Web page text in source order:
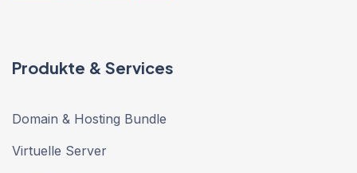
Produkte & Services
Domain & Hosting Bundle
Virtuelle Server